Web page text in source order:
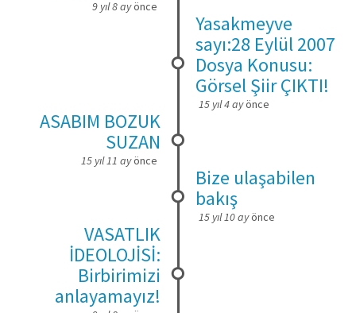
9 yıl 8 ayönce
Yasakmeyve
sayı:28 Eylül 2007
Dosya Konusu:
Görsel Şiir ÇIKTI!
15 yıl 4 ayönce
ASABIM BOZUK
SUZAN
15 yıl 11 ayönce
Bize ulaşabilen
bakış
15 yıl 10 ayönce
VASATLIK
İDEOLOJİSİ:
Birbirimizi
anlayamayız!